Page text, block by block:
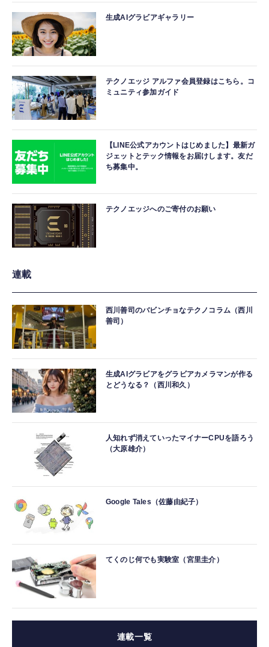
生成AIグラビアギャラリー
テクノエッジ アルファ会員登録はこちら。コ
ミュニティ参加ガイド
【LINE公式アカウントはじめました】最新ガ
ジェットとテック情報をお届けします。友だ
ち募集中。
テクノエッジへのご寄付のお願い
連載
西川善司のバビンチョなテクノコラム（西川
善司）
生成AIグラビアをグラビアカメラマンが作る
とどうなる？（西川和久）
人知れず消えていったマイナーCPUを語ろう
（大原雄介）
Google Tales（佐藤由紀子）
てくのじ何でも実験室（宮里圭介）
連載一覧